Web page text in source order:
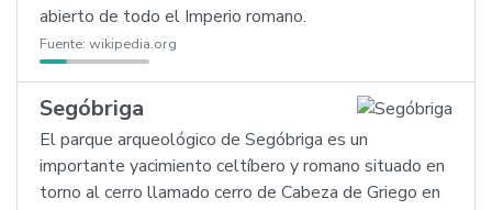
abierto de todo el Imperio romano.
Fuente: wikipedia.org
Segóbriga
El parque arqueológico de Segóbriga es un
importante yacimiento celtíbero y romano situado en
torno al cerro llamado cerro de Cabeza de Griego en